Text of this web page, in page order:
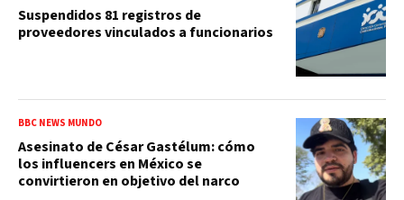
Suspendidos 81 registros de
proveedores vinculados a funcionarios
BBC NEWS MUNDO
Asesinato de César Gastélum: cómo
los influencers en México se
convirtieron en objetivo del narco